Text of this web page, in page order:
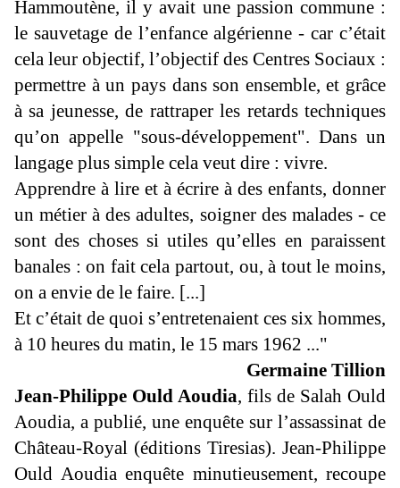
Hammoutène, il y avait une passion commune :
le sauvetage de l’enfance algérienne - car c’était
cela leur objectif, l’objectif des Centres Sociaux :
permettre à un pays dans son ensemble, et grâce
à sa jeunesse, de rattraper les retards techniques
qu’on appelle "sous-développement". Dans un
langage plus simple cela veut dire : vivre.
Apprendre à lire et à écrire à des enfants, donner
un métier à des adultes, soigner des malades - ce
sont des choses si utiles qu’elles en paraissent
banales : on fait cela partout, ou, à tout le moins,
on a envie de le faire. [...]
Et c’était de quoi s’entretenaient ces six hommes,
à 10 heures du matin, le 15 mars 1962 ..."
Germaine Tillion
Jean-Philippe Ould Aoudia, fils de Salah Ould
Aoudia, a publié, une enquête sur l’assassinat de
Château-Royal (éditions Tiresias). Jean-Philippe
Ould Aoudia enquête minutieusement, recoupe